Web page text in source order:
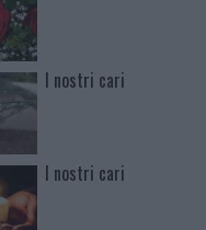
I nostri cari
I nostri cari